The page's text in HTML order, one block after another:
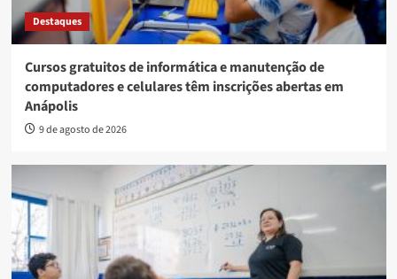
Destaques
Cursos gratuitos de informática e manutenção de
computadores e celulares têm inscrições abertas em
Anápolis
9 de agosto de 2026